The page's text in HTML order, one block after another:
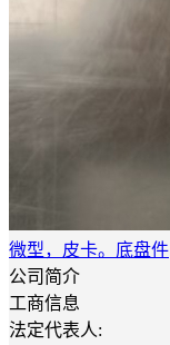
微型，皮卡。底盘件
公司简介
工商信息
法定代表人: